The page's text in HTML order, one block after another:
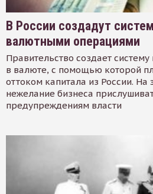
В России создадут
валютными операциями
Правительство создает
в валюте, с помощью которой
оттоком капитала из России. На
нежелание бизнеса
предупреждениям власти